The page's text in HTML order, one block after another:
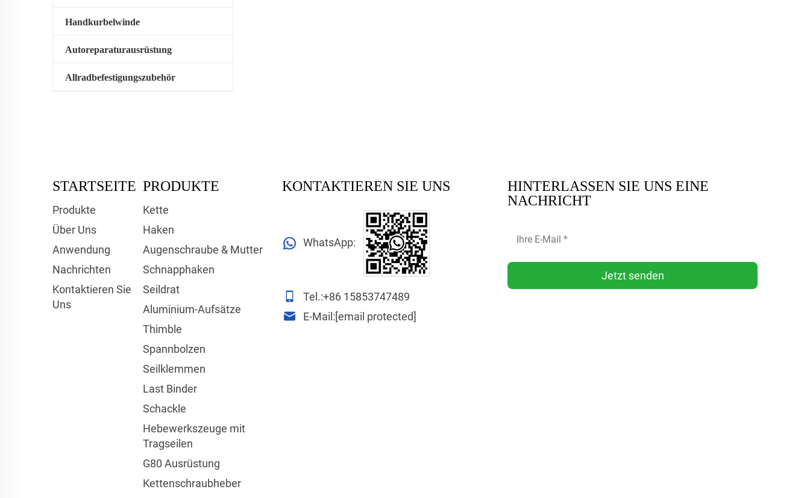
Handkurbelwinde
Autoreparaturausrüstung
Allradbefestigungszubehör
STARTSEITE
Produkte
Über Uns
Anwendung
Nachrichten
Kontaktieren Sie
Uns
PRODUKTE
Kette
Haken
Augenschraube & Mutter
Schnapphaken
Seildrat
Aluminium-Aufsätze
Thimble
Spannbolzen
Seilklemmen
Last Binder
Schackle
Hebewerkszeuge mit
Tragseilen
G80 Ausrüstung
Kettenschraubheber
KONTAKTIEREN SIE UNS
WhatsApp:
Tel.:+86 15853747489
E-Mail:[email protected]
HINTERLASSEN SIE UNS EINE
NACHRICHT
Jetzt senden